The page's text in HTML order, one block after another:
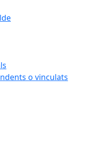
o vinculats